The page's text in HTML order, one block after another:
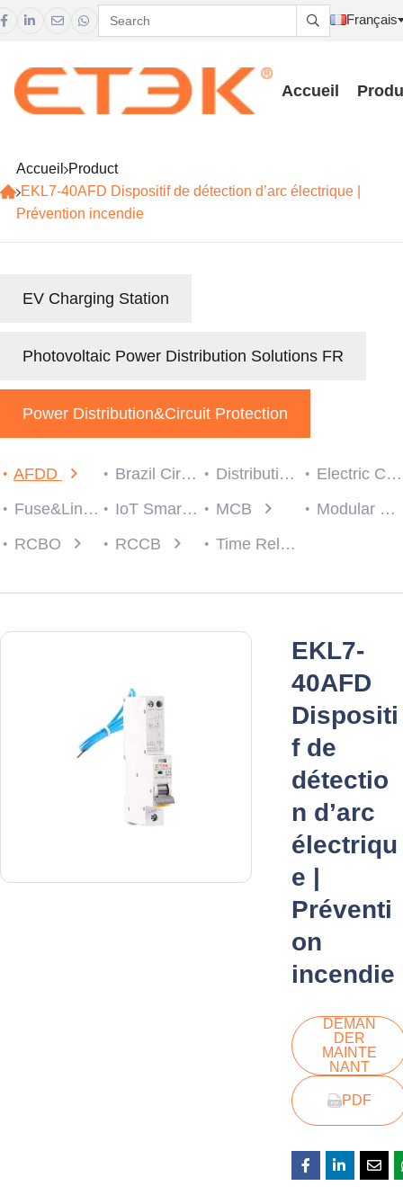
     Français
Accueil
Accueil Product
EKL7-40AFD Dispositif de détection d’arc électrique |
Prévention incendie
EV Charging Station
Photovoltaic Power Distribution Solutions FR
Power Distribution&Circuit Protection
AFDD Brazil Circuit protection Distribution Box
Electric Consumer Units
Fuse&Link
IoT Smart Breaker MCB
Modular Contactor
RCBO
RCCB Time Relay
EKL7-
40AFD
Dispositi
f de
détectio
n d’arc
électriqu
e |
Préventi
on
incendie
DEMAN
DER
MAINTE
NANT
PDF